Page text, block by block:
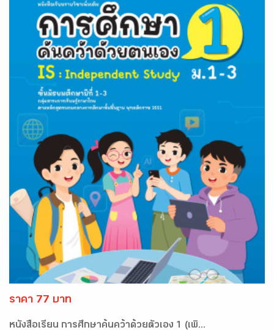
ราคา 77 บาท
หนังสือเรียน การศึกษาค้นคว้าด้วยตัวเอง 1 (เพิ...